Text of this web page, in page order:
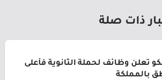
ذات صلة
تعلن وظائف لحملة الثانوية فأعلى
بالمملكة